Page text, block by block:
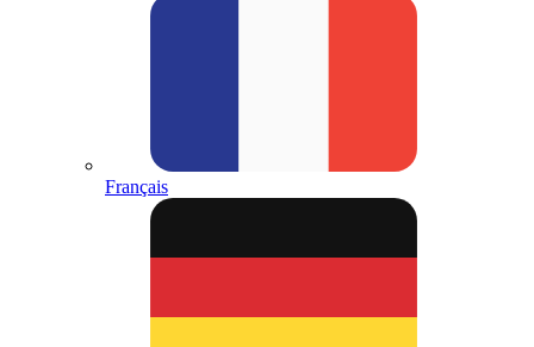
Français